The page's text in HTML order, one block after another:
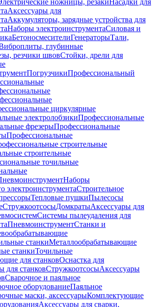
ножницы, резакиНасадки для
Аксессуары для
Аккумуляторы, зарядные устройства для
Наборы электроинструментаСиловая и
БетоносмесителиГенераторыТали,
глубинные
резчики швовСтойки, дрели для
ПогрузчикиПрофессиональный
циркулярные
электролобзикиПрофессиональные
фрезерыПрофессиональные
Профессиональные
строительные
строительные
точильные
Наборы
электроинструментаСтроительное
Тепловые пушкиПылесосы
СтружкоотсосыДомкратыАксессуары для
Системы пылеудаления для
ПневмоинструментСтанки и
станкиМеталлообрабатывающие
станкиТочильные
для станковОснастка для
для станковСтружкоотсосыАксессуары
Сварочное и паяльное
оборудованиеПаяльное
маски, аксессуарыКомплектующие
Аксессуары для сварки,